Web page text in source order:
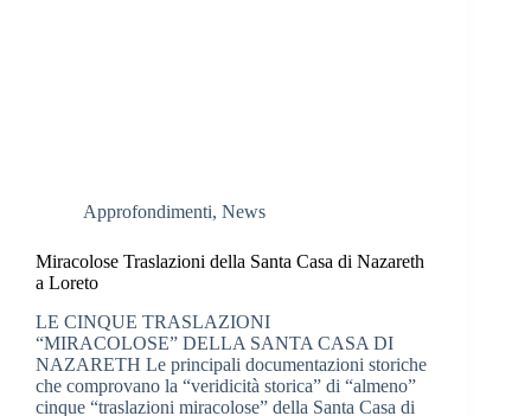
Approfondimenti, News
Miracolose Traslazioni della Santa Casa di Nazareth
a Loreto
LE CINQUE TRASLAZIONI
“MIRACOLOSE” DELLA SANTA CASA DI
NAZARETH Le principali documentazioni storiche
che comprovano la “veridicità storica” di “almeno”
cinque “traslazioni miracolose” della Santa Casa di